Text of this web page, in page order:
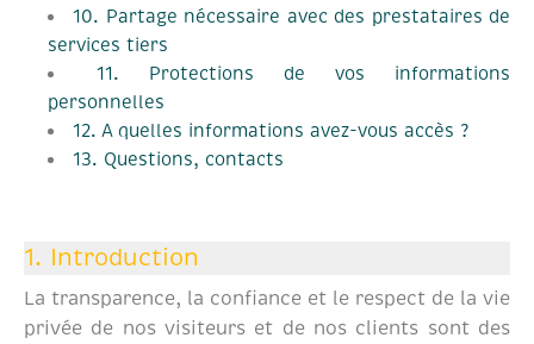
10. Partage nécessaire avec des prestataires de
services tiers
11. Protections de vos informations
personnelles
12. A quelles informations avez-vous accès ?
13. Questions, contacts
1. Introduction
La transparence, la confiance et le respect de la vie
privée de nos visiteurs et de nos clients sont des